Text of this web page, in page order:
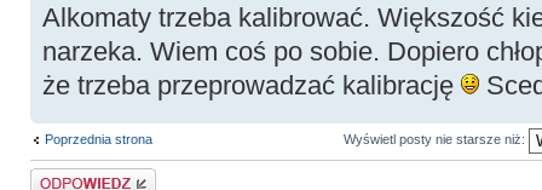
Alkomaty trzeba kalibrować. Większość
narzeka. Wiem coś po sobie. Dopiero
że trzeba przeprowadzać kalibrację
Poprzednia strona Wyświetl posty nie starsze niż:
Odpowiedz